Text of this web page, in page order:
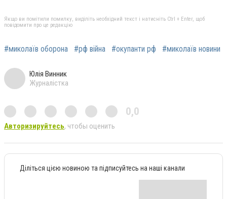
Якщо ви помітили помилку, виділіть необхідний текст і натисніть Ctrl + Enter, щоб
повідомити про це редакцію
#миколаїв оборона #рф війна #окупанти рф #миколаїв новини
Юлія Винник
Журналістка
0,0
Авторизируйтесь, чтобы оценить
Діліться цією новиною та підписуйтесь на наші канали